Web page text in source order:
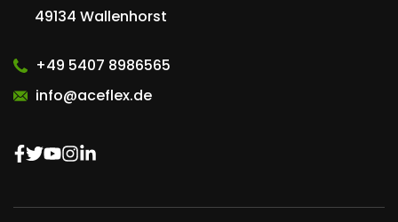
49134 Wallenhorst
+49 5407 8986565
info@aceflex.de